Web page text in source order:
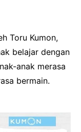
Toru Kumon,
belajar dengan
anak merasa
bermain.